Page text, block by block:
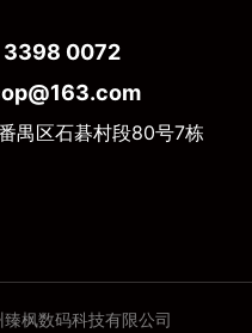
3398 0072
禺区石碁村段80号7栋
枫数码科技有限公司